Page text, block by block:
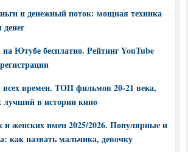
и денежный поток: мощная техника
Ютубе бесплатно. Рейтинг YouTube
времен. ТОП фильмов 20-21 века,
лучший в истории кино
и женских имен 2025/2026. Популярные и
как назвать мальчика, девочку